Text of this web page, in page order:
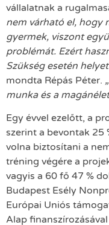
vállalatnak a
nem várható el, hogy
gyermek, viszont
problémát. Ezért
Szükség esetén
mondta Répás Péter.
munka és a
Egy évvel ezelőtt, a
szerint a bevontak 25
volna biztosítani a
tréning végére a
vagyis a 60 fő 47 %
Budapest Esély
Európai Uniós
Alap